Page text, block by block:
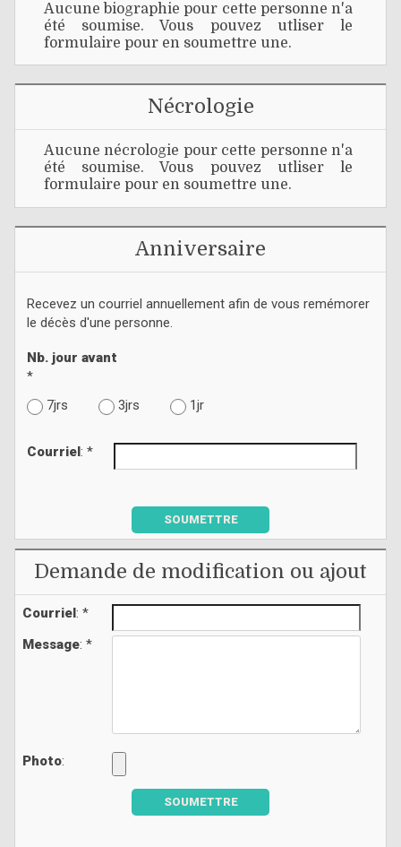
Aucune biographie pour cette personne n'a
été soumise. Vous pouvez utliser le
formulaire pour en soumettre une.
Nécrologie
Aucune nécrologie pour cette personne n'a
été soumise. Vous pouvez utliser le
formulaire pour en soumettre une.
Anniversaire
Recevez un courriel annuellement afin de vous remémorer
le décès d'une personne.
Nb. jour avant
*
7jrs
3jrs 1jr
Courriel : *
SOUMETTRE
Demande de modification ou ajout
Courriel: *
Message: *
Photo:
SOUMETTRE